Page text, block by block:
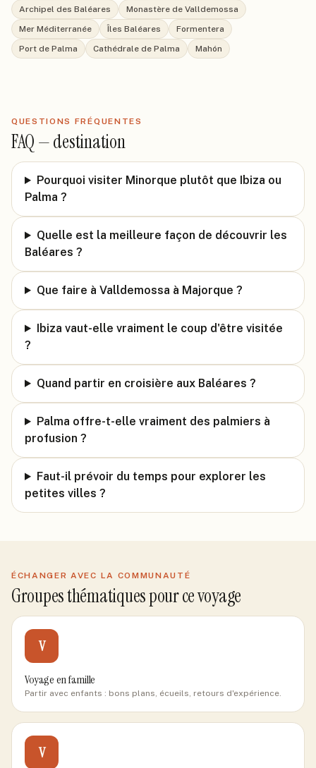
Archipel des Baléares
Monastère de Valldemossa
Mer Méditerranée
Îles Baléares
Formentera
Port de Palma
Cathédrale de Palma Mahón
QUESTIONS FRÉQUENTES
FAQ —destination
Pourquoi visiter Minorque plutôt que Ibiza ou
Palma ?
Quelle est la meilleure façon de découvrir les
Baléares ?
Que faire à Valldemossa à Majorque ?
Ibiza vaut-elle vraiment le coup d'être visitée
?
Quand partir en croisière aux Baléares ?
Palma offre-t-elle vraiment des palmiers à
profusion ?
Faut-il prévoir du temps pour explorer les
petites villes ?
ÉCHANGER AVEC LA COMMUNAUTÉ
Groupes thématiques pour ce voyage
V
Voyage en famille
Partir avec enfants : bons plans, écueils, retours d'expérience.
V